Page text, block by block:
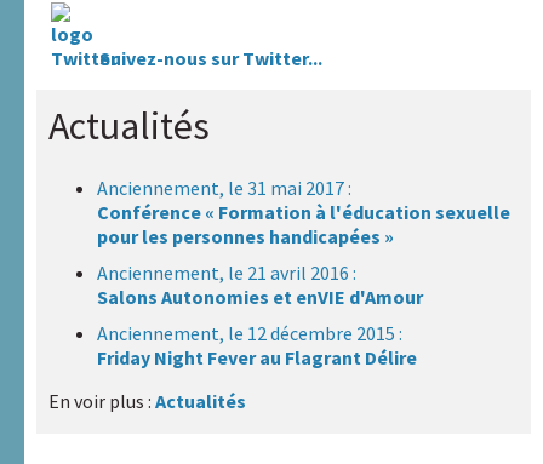
Suivez-nous sur Twitter...
Actualités
Anciennement, le 31 mai 2017 :
Conférence « Formation à l'éducation sexuelle
pour les personnes handicapées »
Anciennement, le 21 avril 2016 :
Salons Autonomies et enVIE d'Amour
Anciennement, le 12 décembre 2015 :
Friday Night Fever au Flagrant Délire
En voir plus : Actualités